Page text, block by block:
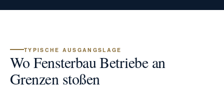
TYPISCHE AUSGANGSLAGE
Wo Fensterbau Betriebe an
Grenzen stoßen